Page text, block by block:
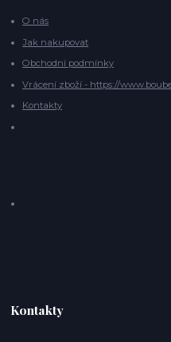
O nás
Jak nakupovat
Obchodní podmínky
Vrácení zboží - https://
Kontakty
Kontakty